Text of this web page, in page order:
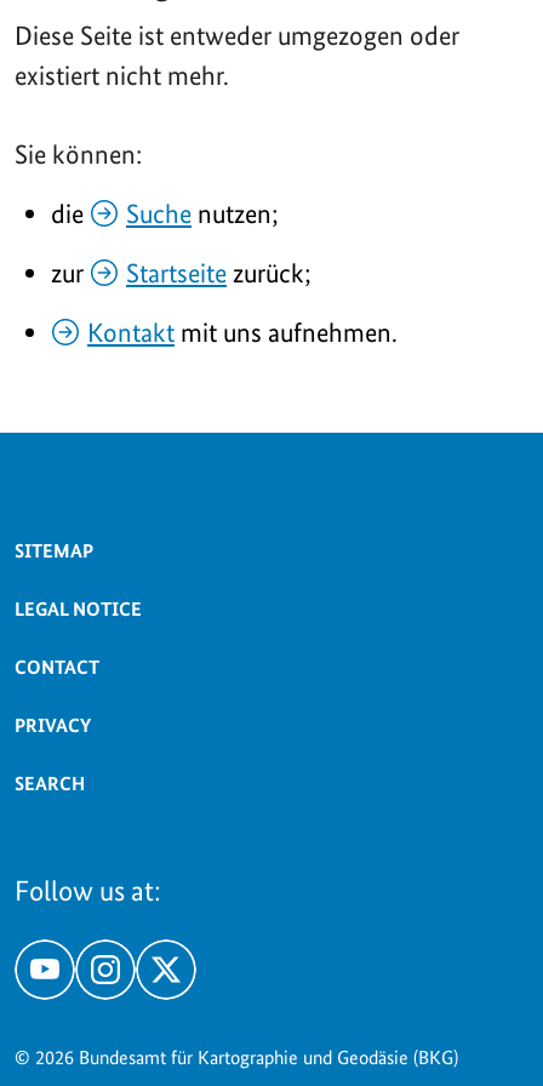
Diese Seite ist entweder umgezogen oder
existiert nicht mehr.
Sie können:
die
Suche nutzen;
zur
Startseite zurück;
Kontakt mit uns aufnehmen.
SERVICE NAVIGATION FOOTER
SITEMAP
LEGAL NOTICE
CONTACT
PRIVACY
SEARCH
© 2026 Bundesamt für Kartographie und Geodäsie (BKG)
Follow us at:
YouTubeInstagram
X